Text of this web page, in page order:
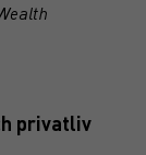
privatliv